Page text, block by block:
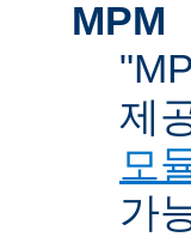
MPM
제
모
가